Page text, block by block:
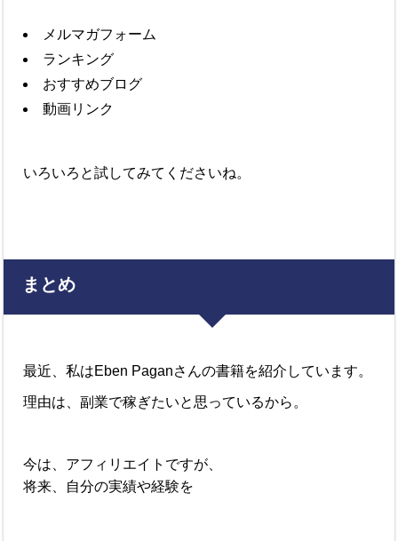
メルマガフォーム
ランキング
おすすめブログ
動画リンク
いろいろと試してみてくださいね。
まとめ
最近、私はEben Paganさんの書籍を紹介しています。
理由は、副業で稼ぎたいと思っているから。
今は、アフィリエイトですが、
将来、自分の実績や経験を